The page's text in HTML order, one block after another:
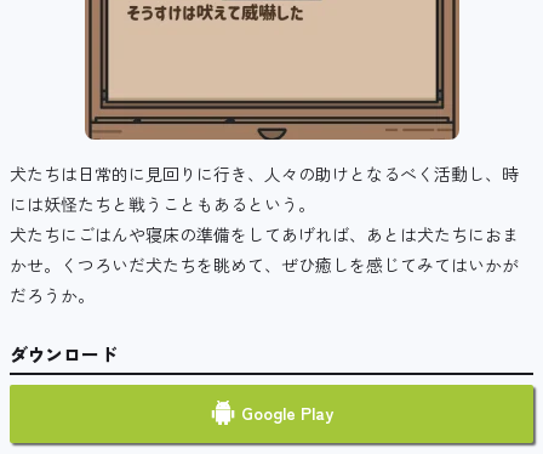
犬たちは日常的に見回りに行き、人々の助けとなるべく活動し、時
には妖怪たちと戦うこともあるという。
犬たちにごはんや寝床の準備をしてあげれば、あとは犬たちにおま
かせ。くつろいだ犬たちを眺めて、ぜひ癒しを感じてみてはいかが
だろうか。
ダウンロード
Google Play